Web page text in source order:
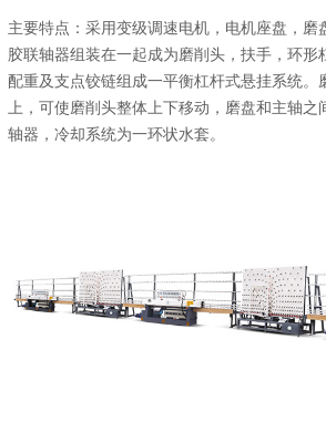
主要特点：采用变级调速电机，电机座盘，磨
胶联轴器组装在一起成为磨削头，扶手，环形
配重及支点铰链组成一平衡杠杆式悬挂系统。
上，可使磨削头整体上下移动，磨盘和主轴
轴器，冷却系统为一环状水套。